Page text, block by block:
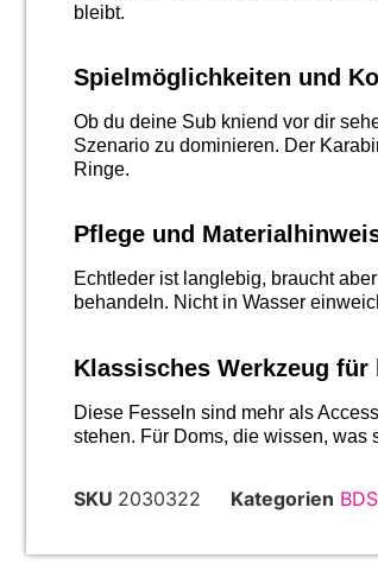
bleibt.
Spielmöglichkeiten und
Ob du deine Sub kniend vor dir
Szenario zu dominieren. Der
Ringe.
Pflege und
Echtleder ist langlebig, braucht
behandeln. Nicht in Wasser
Klassisches Werkzeug für
Diese Fesseln sind mehr als
stehen. Für Doms, die wissen, was
SKU 2030322 Kategorien